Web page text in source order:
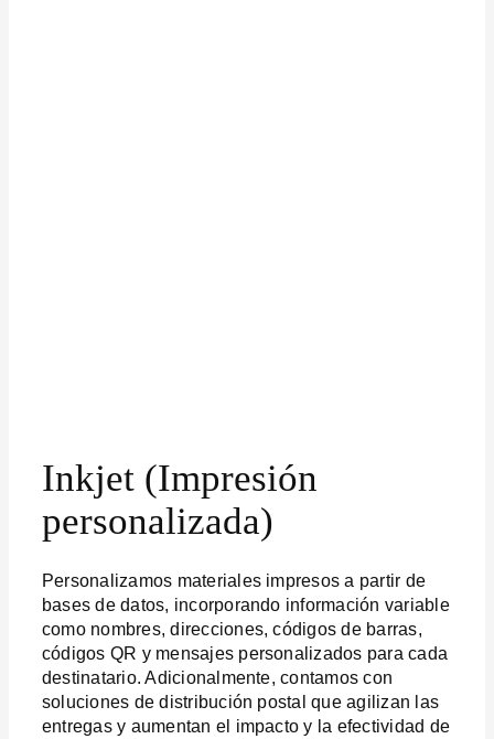
Inkjet (Impresión
personalizada)
Personalizamos materiales impresos a partir de
bases de datos, incorporando información variable
como nombres, direcciones, códigos de barras,
códigos QR y mensajes personalizados para cada
destinatario. Adicionalmente, contamos con
soluciones de distribución postal que agilizan las
entregas y aumentan el impacto y la efectividad de